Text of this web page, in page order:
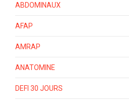
ABDOMINAUX
AFAP
AMRAP
ANATOMINE
DEFI 30 JOURS